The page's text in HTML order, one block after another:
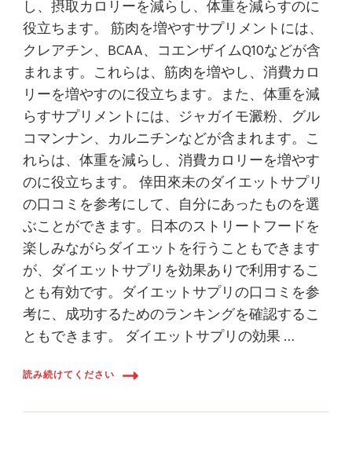
し、摂取カロリーを減らし、体重を減らすのに
役立ちます。 筋肉を増やすサプリメントには、
クレアチン、BCAA、コエンザイムQ10などが含
まれます。これらは、筋肉を増やし、消費カロ
リーを増やすのに役立ちます。また、体重を減
らすサプリメントには、ジャガイモ澱粉、グル
コマンナン、カルニチンなどが含まれます。こ
れらは、体重を減らし、消費カロリーを増やす
のに役立ちます。 倖田來未のダイエットサプリ
の口コミを参考にして、自分にあったものを選
ぶことができます。日本のストリートフードを
楽しみながらダイエットを行うこともできます
が、ダイエットサプリを効果ありで利用するこ
とも有効です。ダイエットサプリの口コミを参
考に、成功するためのランキングを確認するこ
ともできます。 ダイエットサプリの効果 …
読み続けてください